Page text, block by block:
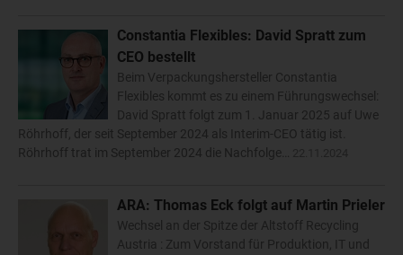
Constantia Flexibles: David Spratt zum
CEO bestellt
Beim Verpackungshersteller Constantia
Flexibles kommt es zu einem Führungswechsel:
David Spratt folgt zum 1. Januar 2025 auf Uwe
Röhrhoff, der seit September 2024 als Interim-CEO tätig ist.
Röhrhoff trat im September 2024 die Nachfolge…
ARA: Thomas Eck folgt auf Martin Prieler
Wechsel an der Spitze der Altstoff Recycling
Austria : Zum Vorstand für Produktion, IT und